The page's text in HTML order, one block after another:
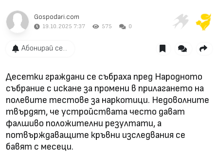
Gospodari.com
19.10.2025 7:37 575 0
Абонирай се...
Десетки граждани се събраха пред Народното
събрание с искане за промени в прилагането на
полевите тестове за наркотици. Недоволните
твърдят, че устройствата често дават
фалшиво положителни резултати, а
потвърждаващите кръвни изследвания се
бавят с месеци.